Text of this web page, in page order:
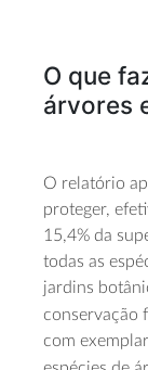
O que
árvores
O relatório
proteger,
15,4% da
todas as
jardins
conservação
com